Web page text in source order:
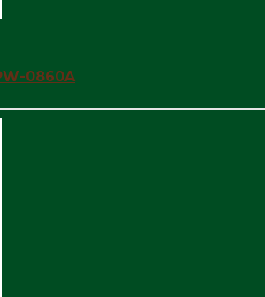
0860A